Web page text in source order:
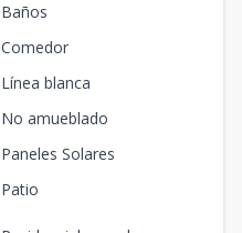
Baños
Comedor
Línea blanca
No amueblado
Paneles Solares
Patio